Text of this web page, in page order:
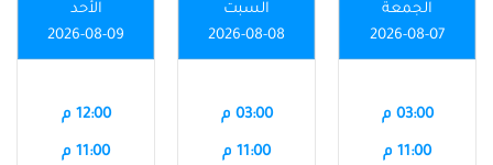
الجمعة
2026-08-07
03:00 م
11:00 م
السبت
2026-08-08
03:00 م
11:00 م
الأحد
2026-08-09
12:00 م
11:00 م